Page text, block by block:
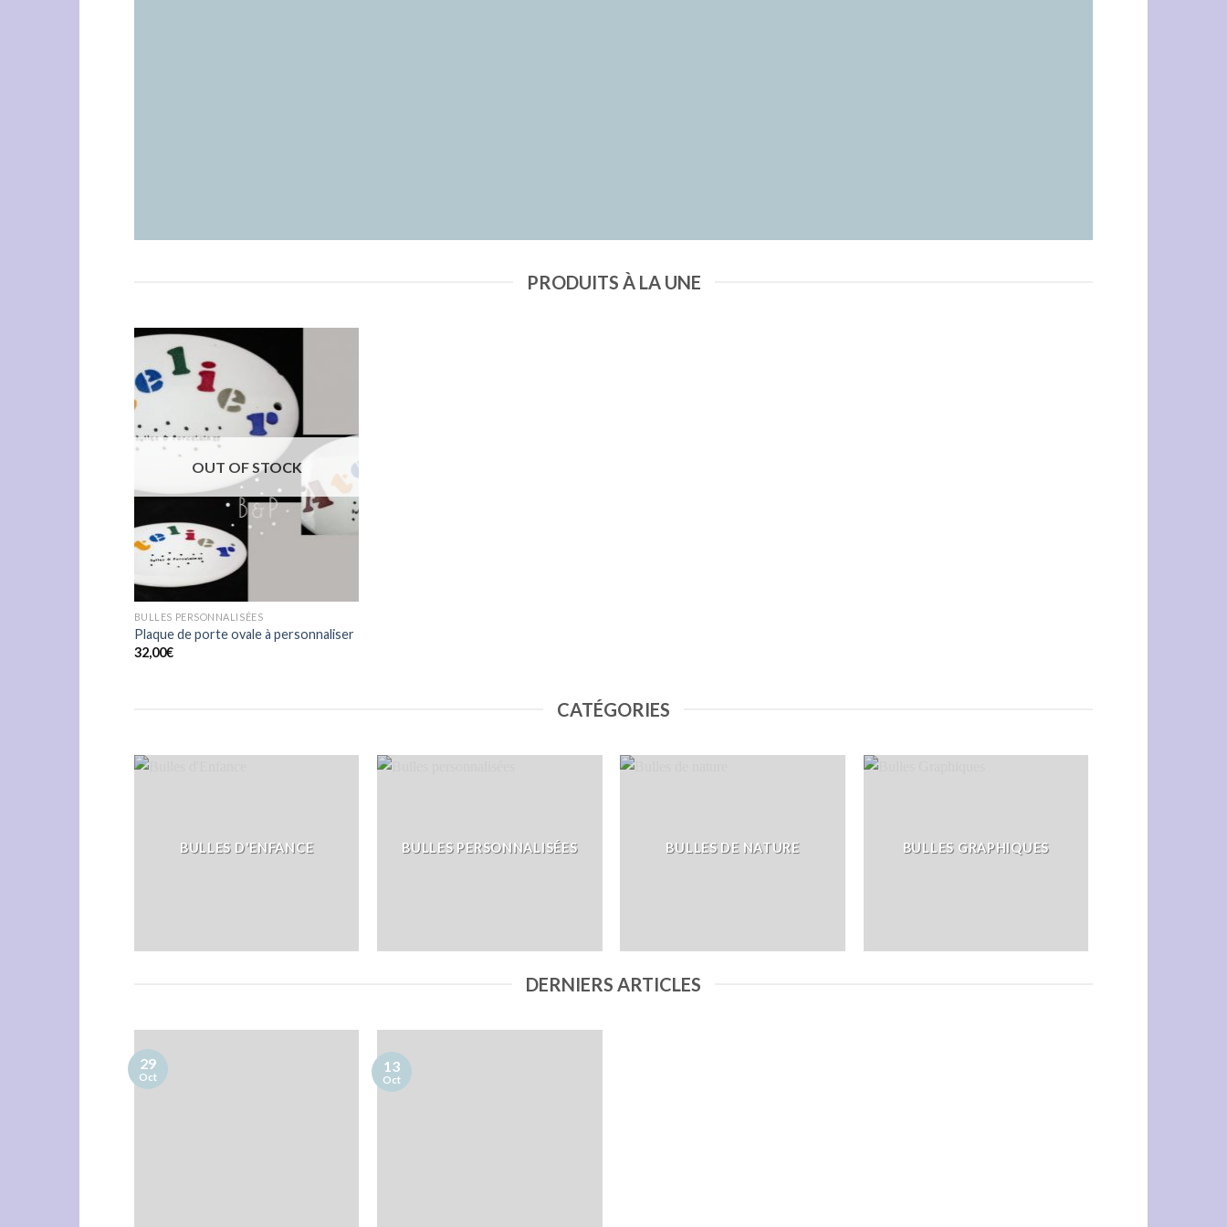
PRODUITS À LA UNE
OUT OF STOCK
BULLES PERSONNALISÉES
Plaque de porte ovale à personnaliser
32,00€
CATÉGORIES
BULLES D'ENFANCE BULLES PERSONNALISÉES BULLES DE NATURE BULLES GRAPHIQUES
DERNIERS ARTICLES
29
Oct
13
Oct